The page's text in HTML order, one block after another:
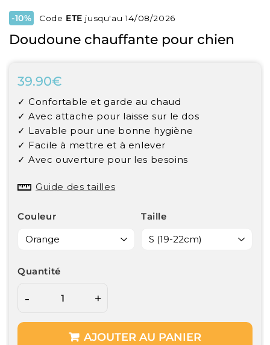
-10% Code ETE jusqu'au 14/08/2026
Doudoune chauffante pour chien
39.90€
Unit
price
✓ Confortable et garde au chaud
✓ Avec attache pour laisse sur le dos
✓ Lavable pour une bonne hygiène
✓ Facile à mettre et à enlever
✓ Avec ouverture pour les besoins
Guide des tailles
Couleur Taille
Quantité
- +
AJOUTER AU PANIER